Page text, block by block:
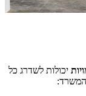
יכולות לשדרג כל
המשרד: